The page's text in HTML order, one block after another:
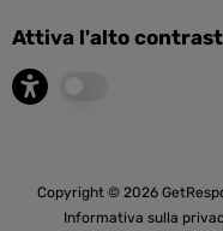
Attiva l'alto
Copyright © 2026
Informativa sulla